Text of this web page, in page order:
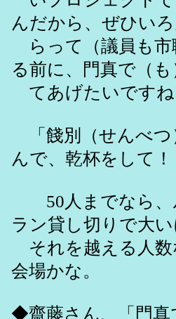
んだから、ぜひい
らって（議員も市
る前に、門真で（
てあげたいですね
「餞別（せんべつ
んで、乾杯をして！
50人までなら、
ラン貸し切りで大い
それを越える人数
会場かな。
◆齋藤さん、「門真